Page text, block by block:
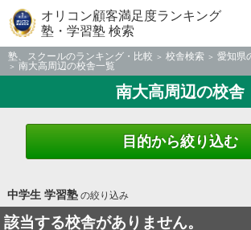
オリコン顧客満足度ランキング
塾・学習塾 検索
塾、スクールのランキング・比較 校舎検索
愛知県
南大高周辺の校舎一覧
南大高周辺の校舎
目的から絞り込む
中学生 学習塾の絞り込み
該当する校舎がありません。